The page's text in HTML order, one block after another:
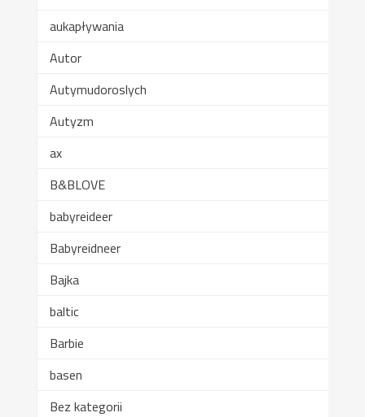
aukapływania
Autor
Autymudoroslych
Autyzm
ax
B&BLOVE
babyreideer
Babyreidneer
Bajka
baltic
Barbie
basen
Bez kategorii